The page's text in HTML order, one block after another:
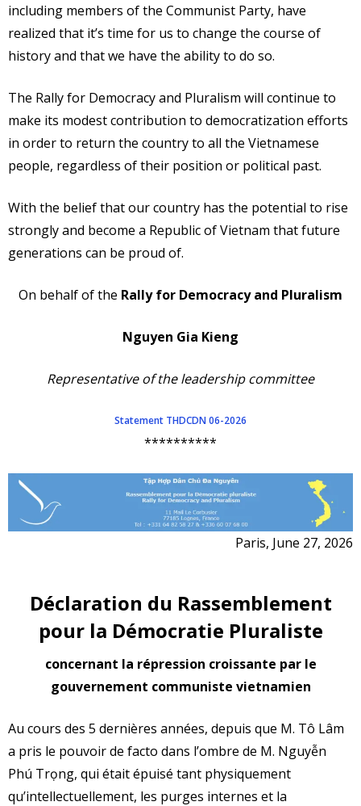
including members of the Communist Party, have
realized that it’s time for us to change the course of
history and that we have the ability to do so.
The Rally for Democracy and Pluralism will continue to
make its modest contribution to democratization efforts
in order to return the country to all the Vietnamese
people, regardless of their position or political past.
With the belief that our country has the potential to rise
strongly and become a Republic of Vietnam that future
generations can be proud of.
On behalf of the Rally for Democracy and Pluralism
Nguyen Gia Kieng
Representative of the leadership committee
Statement THDCDN 06-2026
**********
Paris, June 27, 2026
Déclaration du Rassemblement
pour la Démocratie Pluraliste
concernant la répression croissante par le
gouvernement communiste vietnamien
Au cours des 5 dernières années, depuis que M. Tô Lâm
a pris le pouvoir de facto dans l’ombre de M. Nguyễn
Phú Trọng, qui était épuisé tant physiquement
qu’intellectuellement, les purges internes et la